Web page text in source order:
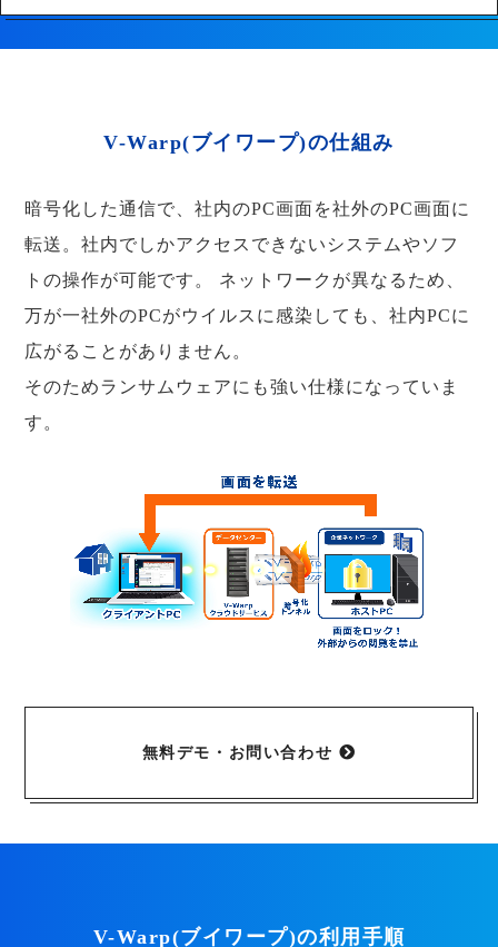
V-Warp(ブイワープ)の仕組み
暗号化した通信で、社内のPC画面を社外のPC画面に
転送。社内でしかアクセスできないシステムやソフ
トの操作が可能です。
ネットワークが異なるため、
万が一社外のPCがウイルスに感染しても、社内PCに
広がることがありません。
そのためランサムウェアにも強い仕様になっていま
す。
無料デモ・お問い合わせ
V-Warp(ブイワープ)の利用手順